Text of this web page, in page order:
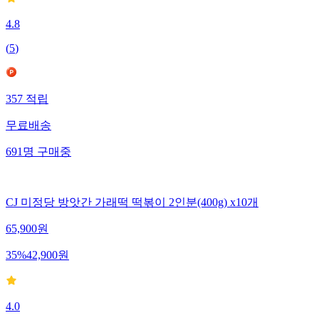
4.8
(5)
357 적립
무료배송
691 명 구매중
CJ 미정당 방앗간 가래떡 떡볶이 2인분(400g) x10개
65,900원
35%42,900원
4.0